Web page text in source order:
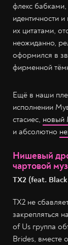
флекс
идентичности
их цитатами,
неожиданно,
оформился в
фирменной
Ещё в наши
исполнении
стасиес, новый
и абсолютно
Нишевый
чартовой
TX2 (feat.
TX2 не
закрепляться
of Us группа
Brides, вместе